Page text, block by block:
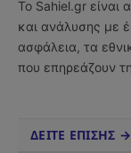
Το Sahiel.gr είναι
και ανάλυσης με
ασφάλεια, τα
που επηρεάζουν
ΔΕΙΤΕ ΕΠΙΣΗΣ →